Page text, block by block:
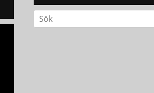
Search
for: